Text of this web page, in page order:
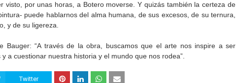
visto, por unas horas, a Botero moverse. Y quizás también la certeza de
puede hablarnos del alma humana, de sus excesos, de su ternura,
y de su ligereza.
Bauger: “A través de la obra, buscamos que el arte nos inspire a ser
a cuestionar nuestra historia y el mundo que nos rodea”.
Twitter